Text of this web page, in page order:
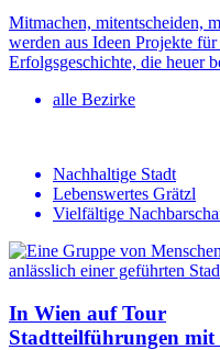
Mitmachen, mitentscheiden,
werden aus Ideen Projekte
Erfolgsgeschichte, die heuer
alle Bezirke
Nachhaltige Stadt
Lebenswertes Grätzl
Vielfältige
In Wien auf Tour
Stadtteilführungen